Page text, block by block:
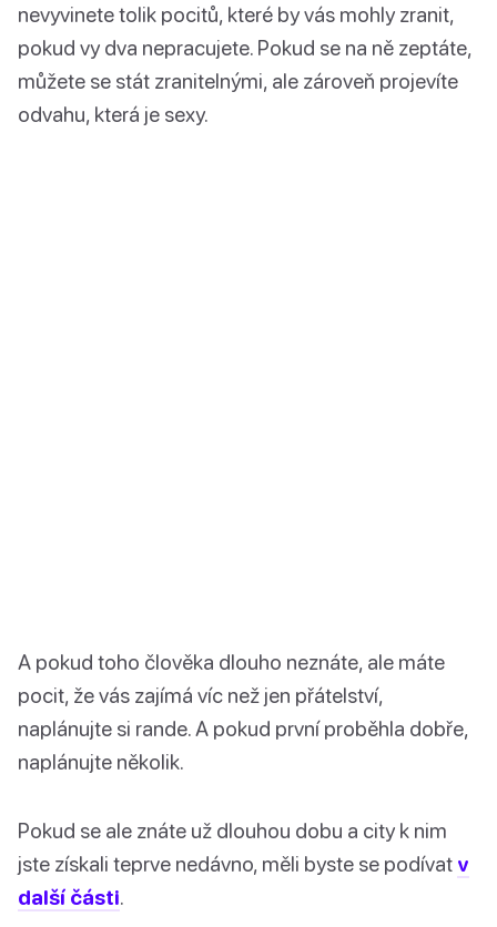
nevyvinete tolik pocitů, které by vás mohly zranit,
pokud vy dva nepracujete. Pokud se na ně zeptáte,
můžete se stát zranitelnými, ale zároveň projevíte
odvahu, která je sexy.
A pokud toho člověka dlouho neznáte, ale máte
pocit, že vás zajímá víc než jen přátelství,
naplánujte si rande. A pokud první proběhla dobře,
naplánujte několik.
Pokud se ale znáte už dlouhou dobu a city k nim
jste získali teprve nedávno, měli byste se podívat v
další části.